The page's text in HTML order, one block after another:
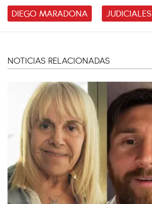
DIEGO MARADONA
JUDICIALES
NOTICIAS RELACIONADAS